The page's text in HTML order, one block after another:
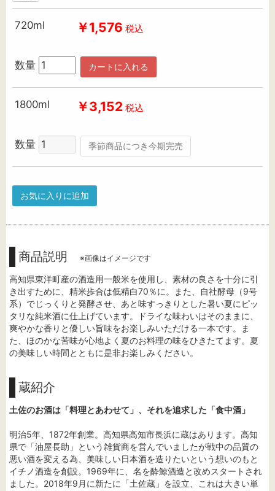
720ml ￥1,576 税込
数量 カートに入れる
1800ml ￥3,152 税込
数量 季節商品につき今期完売
お気に入りに追加
商品説明 ※画像はイメージです
高知県東洋町産の酒造用一般米を使用し、素材の良さを十分に引
き出すために、精米歩合は低精白70％に。また、自社酵母（9号
系）でじっくりと発酵させ、あと味すっきりとした暑い夏にピッ
タリな純米酒に仕上げています。ドライな味わいはそのままに、
爽やかな香りと優しい旨味をお楽しみいただける一本です。ま
た、ほのかな苦味が心地よく夏のお料理の味をひきたてます。夏
の美味しい時間とともに是非お楽しみください。
蔵紹介
土佐のお酒は「料理とあわせて」、それを追求した「食中酒」
明治5年、1872年創業。高知県高知市長浜に蔵はあります。高知
県で「油屋長助」という雑貨商を営んでいましたが戦中の品質の
悪い酒を変える為、美味しい日本酒を造りたいという想いのもと
イチノ酒造を創設。1969年に、名を酔鯨酒造と改めスタートされ
ました。2018年9月に新たに「土佐蔵」を設立、これは大きい単